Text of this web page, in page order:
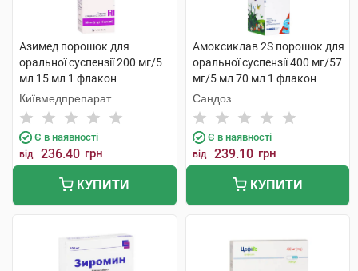
Азимед порошок для
оральної суспензії 200 мг/5
мл 15 мл 1 флакон
Київмедпрепарат
Є в наявності
від 236.40 грн
КУПИТИ
Амоксиклав 2S порошок для
оральної суспензії 400 мг/57
мг/5 мл 70 мл 1 флакон
Сандоз
Є в наявності
від 239.10 грн
КУПИТИ